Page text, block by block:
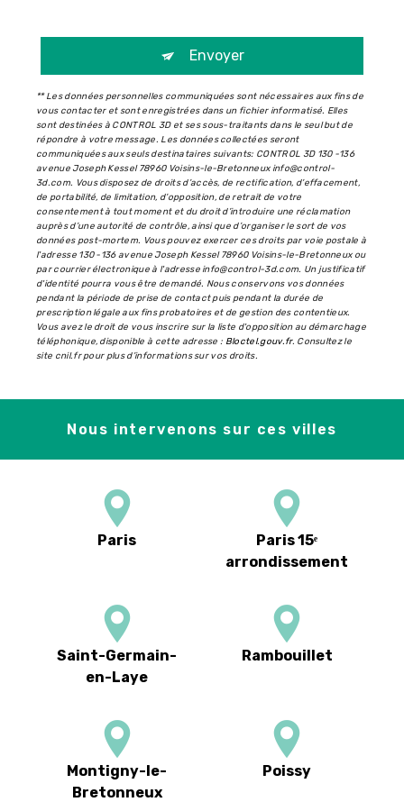
Envoyer
** Les données personnelles communiquées sont nécessaires aux fins de
vous contacter et sont enregistrées dans un fichier informatisé. Elles
sont destinées à CONTROL 3D et ses sous-traitants dans le seul but de
répondre à votre message. Les données collectées seront
communiquées aux seuls destinataires suivants: CONTROL 3D 130 -136
avenue Joseph Kessel 78960 Voisins-le-Bretonneux info@control-
3d.com. Vous disposez de droits d’accès, de rectification, d’effacement,
de portabilité, de limitation, d’opposition, de retrait de votre
consentement à tout moment et du droit d’introduire une réclamation
auprès d’une autorité de contrôle, ainsi que d’organiser le sort de vos
données post-mortem. Vous pouvez exercer ces droits par voie postale à
l'adresse 130 -136 avenue Joseph Kessel 78960 Voisins-le-Bretonneux ou
par courrier électronique à l'adresse info@control-3d.com. Un justificatif
d'identité pourra vous être demandé. Nous conservons vos données
pendant la période de prise de contact puis pendant la durée de
prescription légale aux fins probatoires et de gestion des contentieux.
Vous avez le droit de vous inscrire sur la liste d'opposition au démarchage
téléphonique, disponible à cette adresse : Bloctel.gouv.fr. Consultez le
site cnil.fr pour plus d’informations sur vos droits.
Nous intervenons sur ces villes
Paris
Paris 15ᵉ
arrondissement
Saint-Germain-
en-Laye
Rambouillet
Montigny-le-
Bretonneux
Poissy